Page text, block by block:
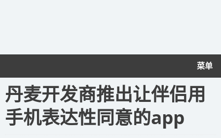
菜单
丹麦开发商推出让伴侣用
手机表达性同意的app